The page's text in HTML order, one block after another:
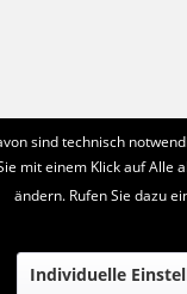
sind technisch
mit einem Klick auf
ändern. Rufen Sie dazu
Individuelle